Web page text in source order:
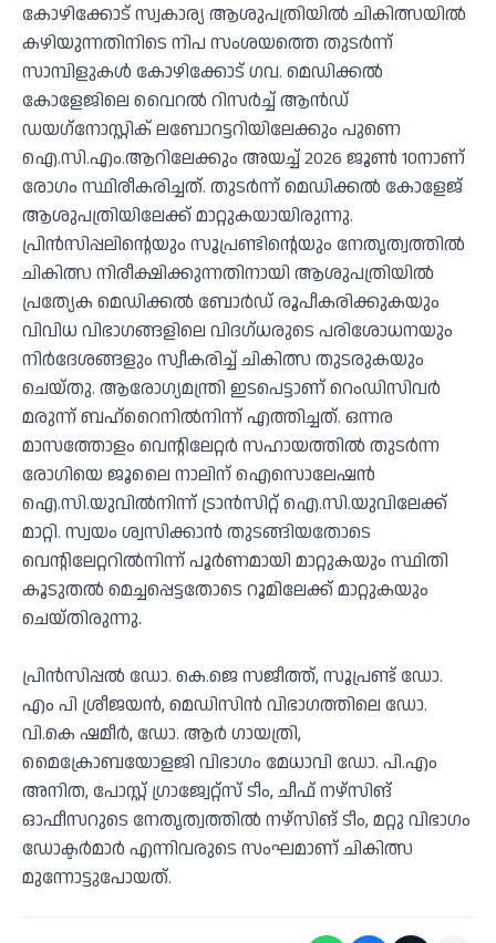
കോഴിക്കോട് സ്വകാര്യ ആശുപത്രിയില്‍ ചികിത്സയില്‍
കഴിയുന്നതിനിടെ നിപ സംശയത്തെ തുടര്‍ന്ന്
സാമ്പിളുകള്‍ കോഴിക്കോട് ഗവ. മെഡിക്കല്‍
കോളേജിലെ വൈറല്‍ റിസര്‍ച്ച് ആന്‍ഡ്
ഡയഗ്‌നോസ്റ്റിക് ലബോറട്ടറിയിലേക്കും പുണെ
ഐ.സി.എം.ആറിലേക്കും അയച്ച് 2026 ജൂണ്‍ 10നാണ്
രോഗം സ്ഥിരീകരിച്ചത്. തുടര്‍ന്ന് മെഡിക്കല്‍ കോളേജ്
ആശുപത്രിയിലേക്ക് മാറ്റുകയായിരുന്നു.
പ്രിന്‍സിപ്പലിന്റെയും സൂപ്രണ്ടിന്റെയും നേതൃത്വത്തില്‍
ചികിത്സ നിരീക്ഷിക്കുന്നതിനായി ആശുപത്രിയില്‍
പ്രത്യേക മെഡിക്കല്‍ ബോര്‍ഡ് രൂപീകരിക്കുകയും
വിവിധ വിഭാഗങ്ങളിലെ വിദഗ്ധരുടെ പരിശോധനയും
നിര്‍ദേശങ്ങളും സ്വീകരിച്ച് ചികിത്സ തുടരുകയും
ചെയ്തു. ആരോഗ്യമന്ത്രി ഇടപെട്ടാണ് റെംഡിസിവര്‍
മരുന്ന് ബഹ്‌റൈനില്‍നിന്ന് എത്തിച്ചത്. ഒന്നര
മാസത്തോളം വെന്റിലേറ്റര്‍ സഹായത്തില്‍ തുടര്‍ന്ന
രോഗിയെ ജൂലൈ നാലിന് ഐസൊലേഷന്‍
ഐ.സി.യുവില്‍നിന്ന് ട്രാന്‍സിറ്റ് ഐ.സി.യുവിലേക്ക്
മാറ്റി. സ്വയം ശ്വസിക്കാന്‍ തുടങ്ങിയതോടെ
വെന്റിലേറ്ററില്‍നിന്ന് പൂര്‍ണമായി മാറ്റുകയും സ്ഥിതി
കൂടുതല്‍ മെച്ചപ്പെട്ടതോടെ റൂമിലേക്ക് മാറ്റുകയും
ചെയ്തിരുന്നു.
പ്രിന്‍സിപ്പല്‍ ഡോ. കെ.ജെ സജീത്ത്, സൂപ്രണ്ട് ഡോ.
എം പി ശ്രീജയന്‍, മെഡിസിന്‍ വിഭാഗത്തിലെ ഡോ.
വി.കെ ഷമീര്‍, ഡോ. ആര്‍ ഗായത്രി,
മൈക്രോബയോളജി വിഭാഗം മേധാവി ഡോ. പി.എം
അനിത, പോസ്റ്റ് ഗ്രാജ്വേറ്റ്‌സ് ടീം, ചീഫ് നഴ്‌സിങ്
ഓഫീസറുടെ നേതൃത്വത്തില്‍ നഴ്‌സിങ് ടീം, മറ്റു വിഭാഗം
ഡോക്ടര്‍മാര്‍ എന്നിവരുടെ സംഘമാണ് ചികിത്സ
മുന്നോട്ടുപോയത്.